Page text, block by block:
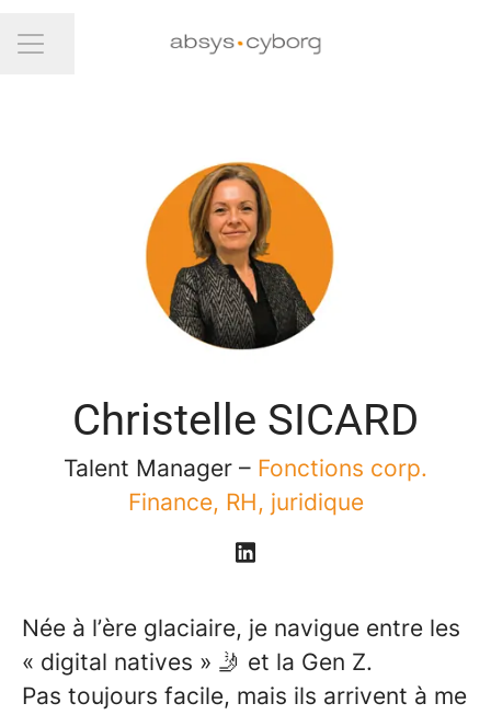
Menu carrière
Partager la page
Christelle SICARD
Talent Manager – Fonctions corp.
Finance, RH, juridique
Née à l’ère glaciaire, je navigue entre les
« digital natives » 🤳 et la Gen Z.
Pas toujours facile, mais ils arrivent à me